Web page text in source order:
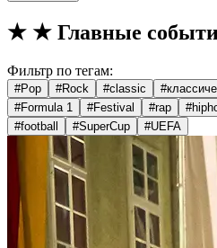
★ ★ Главные
Фильтр по тегам:
#Pop #Rock #classic #
#Formula 1 #Festival #rap #
#football #SuperCup #UEFA